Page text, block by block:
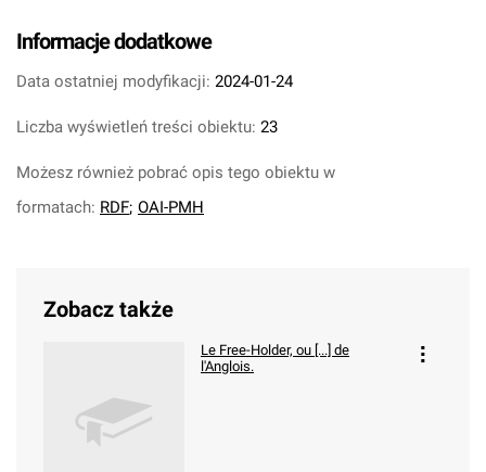
Informacje dodatkowe
Data ostatniej modyfikacji: 2024-01-24
Liczba wyświetleń treści obiektu: 23
Możesz również pobrać opis tego obiektu w
formatach: RDF; OAI-PMH
Zobacz także
Le Free-Holder, ou [...] de
l'Anglois.